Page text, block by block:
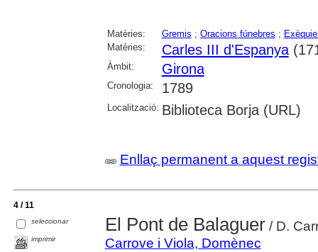
Matèries: Gremis ; Oracions fúnebres ;
Matèries:
Carles III d'Espanya
Àmbit: Girona
Cronologia: 1789
Localització: Biblioteca Borja (URL)
Enllaç permanent a aquest
4 / 11
seleccionar
imprimir
El Pont de Balaguer/ D.
Carrove i Viola, Domènec